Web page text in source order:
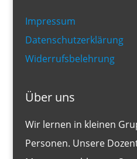
Impressum
Datenschutzerklärung
Widerrufsbelehrung
Über uns
Wir lernen in kleinen
Personen. Unsere